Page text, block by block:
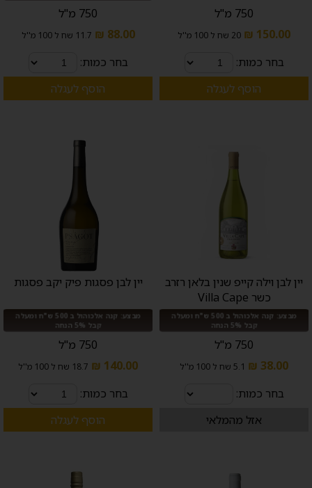
750 מ"ל
150.00 ₪
20 שח ל 100 מ''ל
בחר כמות:
הוסף לעגלה
750 מ"ל
88.00 ₪
11.7 שח ל 100 מ''ל
בחר כמות:
הוסף לעגלה
יין לבן וילה קייפ שנין בלאן רזרב
כשר Villa Cape
מבצע: קנה אלכוהול ב 500 ש"ח ומעלה
קבל 5% הנחה
750 מ"ל
38.00 ₪
5.1 שח ל 100 מ''ל
בחר כמות:
אזל מהמלאי
יין לבן פסגות פיק יקב פסגות
מבצע: קנה אלכוהול ב 500 ש"ח ומעלה
קבל 5% הנחה
750 מ"ל
140.00 ₪
18.7 שח ל 100 מ''ל
בחר כמות:
הוסף לעגלה